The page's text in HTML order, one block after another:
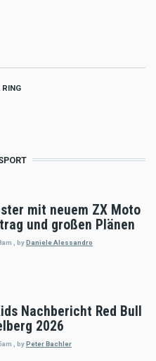
RING
mit neuem ZX Moto
und großen Plänen
byDaniele Alessandro
Nachbericht Red Bull
2026
byPeter Bachler